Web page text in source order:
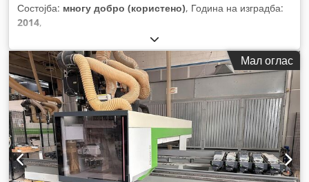
Состојба: многу добро (користено), Година на изградба:
2014,
Мал оглас